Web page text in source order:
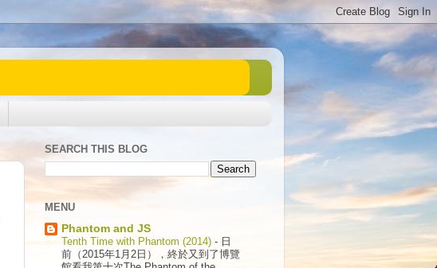
SEARCH THIS BLOG
MENU
Phantom and JS
Tenth Time with Phantom (2014) - 日
前（2015年1月2日），終於又到了博覽